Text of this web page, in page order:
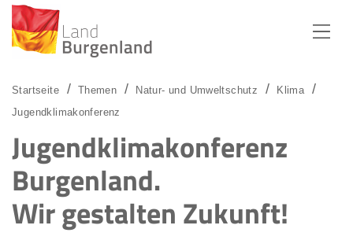
Startseite Themen Natur- und Umweltschutz
Klima
Jugendklimakonferenz
Jugendklimakonferenz
Burgenland.
Wir gestalten Zukunft!